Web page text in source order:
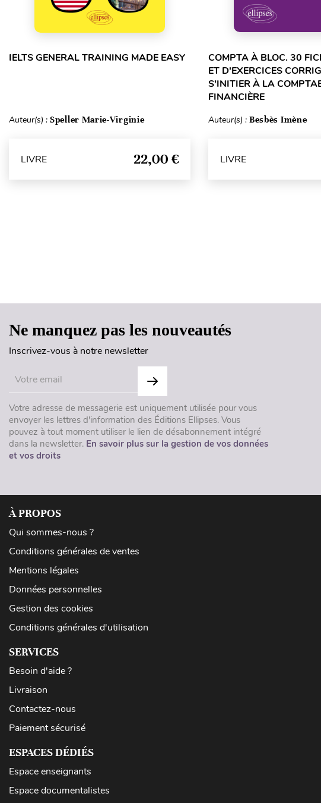
IELTS GENERAL TRAINING MADE EASY
Auteur(s) : Speller Marie-Virginie
LIVRE 22,00 €
COMPTA À BLOC. 30
ET D'EXERCICES
S'INITIER À LA
FINANCIÈRE
Auteur(s) : Besbès Imène
LIVRE
Ne manquez pas les nouveautés
Inscrivez-vous à notre newsletter
Votre adresse de messagerie est uniquement utilisée pour vous
envoyer les lettres d'information des Éditions Ellipses. Vous
pouvez à tout moment utiliser le lien de désabonnement intégré
dans la newsletter. En savoir plus sur la gestion de vos données
et vos droits
À PROPOS
Qui sommes-nous ?
Conditions générales de ventes
Mentions légales
Données personnelles
Gestion des cookies
Conditions générales d'utilisation
SERVICES
Besoin d'aide ?
Livraison
Contactez-nous
Paiement sécurisé
ESPACES DÉDIÉS
Espace enseignants
Espace documentalistes